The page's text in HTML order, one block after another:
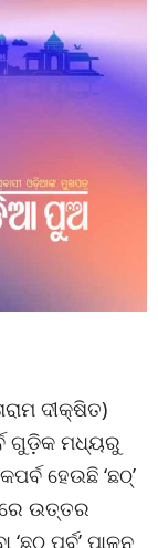
ଦୀକ୍ଷିତ)
ଗୁଡ଼ିକ ମଧ୍ୟରୁ
ହେଉଛି ‘ଛଠ୍’
ଉତ୍ତର
ପର୍ବ’ ପାଳନ